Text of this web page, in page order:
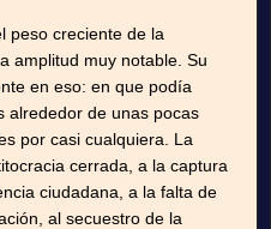
peso creciente de la
amplitud muy notable. Su
en eso: en que podía
alrededor de unas pocas
por casi cualquiera. La
cerrada, a la captura
ciudadana, a la falta de
al secuestro de la